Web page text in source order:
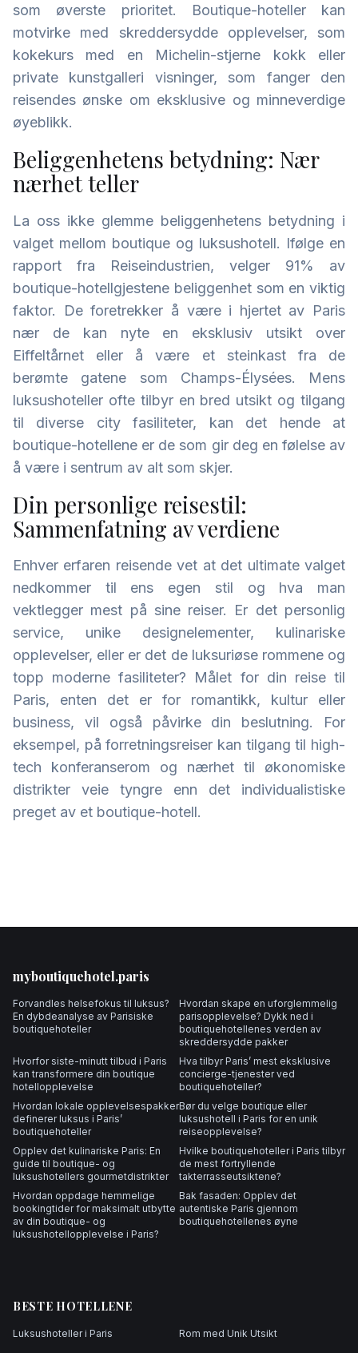
som øverste prioritet. Boutique-hoteller kan
motvirke med skreddersydde opplevelser, som
kokekurs med en Michelin-stjerne kokk eller
private kunstgalleri visninger, som fanger den
reisendes ønske om eksklusive og minneverdige
øyeblikk.
Beliggenhetens betydning: Nær
nærhet teller
La oss ikke glemme beliggenhetens betydning i
valget mellom boutique og luksushotell. Ifølge en
rapport fra Reiseindustrien, velger 91% av
boutique-hotellgjestene beliggenhet som en viktig
faktor. De foretrekker å være i hjertet av Paris
nær de kan nyte en eksklusiv utsikt over
Eiffeltårnet eller å være et steinkast fra de
berømte gatene som Champs-Élysées. Mens
luksushoteller ofte tilbyr en bred utsikt og tilgang
til diverse city fasiliteter, kan det hende at
boutique-hotellene er de som gir deg en følelse av
å være i sentrum av alt som skjer.
Din personlige reisestil:
Sammenfatning av verdiene
Enhver erfaren reisende vet at det ultimate valget
nedkommer til ens egen stil og hva man
vektlegger mest på sine reiser. Er det personlig
service, unike designelementer, kulinariske
opplevelser, eller er det de luksuriøse rommene og
topp moderne fasiliteter? Målet for din reise til
Paris, enten det er for romantikk, kultur eller
business, vil også påvirke din beslutning. For
eksempel, på forretningsreiser kan tilgang til high-
tech konferanserom og nærhet til økonomiske
distrikter veie tyngre enn det individualistiske
preget av et boutique-hotell.
myboutiquehotel.paris
Forvandles helsefokus til luksus?
En dybdeanalyse av Parisiske
boutiquehoteller
Hvordan skape en uforglemmelig
parisopplevelse? Dykk ned i
boutiquehotellenes verden av
skreddersydde pakker
Hvorfor siste-minutt tilbud i Paris
kan transformere din boutique
hotellopplevelse
Hva tilbyr Paris’ mest eksklusive
concierge-tjenester ved
boutiquehoteller?
Hvordan lokale opplevelsespakker
definerer luksus i Paris’
boutiquehoteller
Bør du velge boutique eller
luksushotell i Paris for en unik
reiseopplevelse?
Opplev det kulinariske Paris: En
guide til boutique- og
luksushotellers gourmetdistrikter
Hvilke boutiquehoteller i Paris tilbyr
de mest fortryllende
takterrasseutsiktene?
Hvordan oppdage hemmelige
bookingtider for maksimalt utbytte
av din boutique- og
luksushotellopplevelse i Paris?
Bak fasaden: Opplev det
autentiske Paris gjennom
boutiquehotellenes øyne
BESTE HOTELLENE
Luksushoteller i Paris Rom med Unik Utsikt